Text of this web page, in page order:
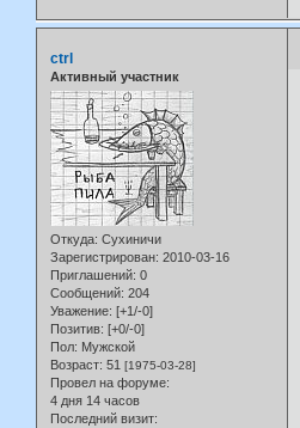
ctrl
Активный участник
Откуда: Сухиничи
Зарегистрирован: 2010-03-16
Приглашений: 0
Сообщений: 204
Уважение: [+1/-0]
Позитив: [+0/-0]
Пол: Мужской
Возраст: 51 [1975-03-28]
Провел на форуме:
4 дня 14 часов
Последний визит: